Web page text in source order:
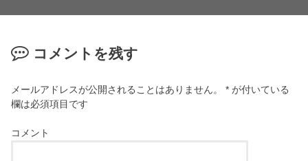
コメントを残す
メールアドレスが公開されることはありません。 * が付いている
欄は必須項目です
コメント